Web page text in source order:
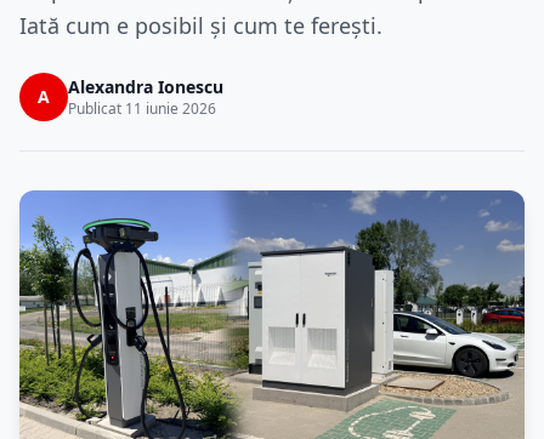
Iată cum e posibil și cum te ferești.
A Alexandra Ionescu
Publicat 11 iunie 2026